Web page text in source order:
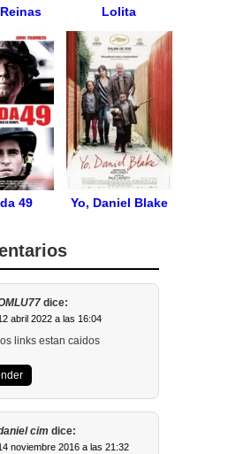
Lolita
49 Yo, Daniel Blake
dice:
abril 2022 a las 16:04
los links estan caidos
cim dice:
noviembre 2016 a las 21:32